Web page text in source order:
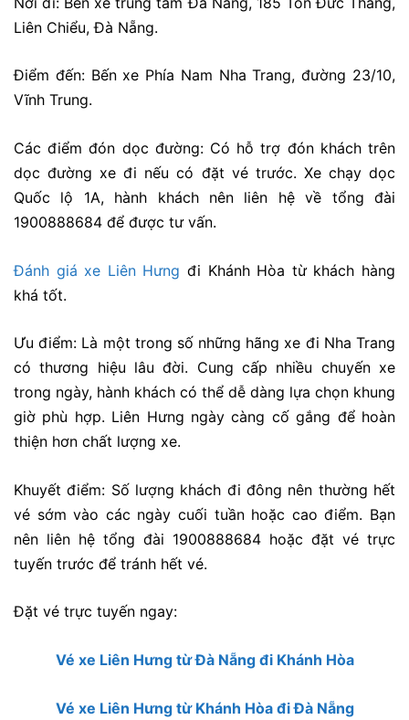
Liên Chiểu, Đà Nẵng.
Điểm đến: Bến xe Phía Nam Nha Trang, đường 23/10,
Vĩnh Trung.
Các điểm đón dọc đường: Có hỗ trợ đón khách trên
dọc đường xe đi nếu có đặt vé trước. Xe chạy dọc
Quốc lộ 1A, hành khách nên liên hệ về tổng đài
1900888684 để được tư vấn.
Đánh giá xe Liên Hưng đi Khánh Hòa từ khách hàng
khá tốt.
Ưu điểm: Là một trong số những hãng xe đi Nha Trang
có thương hiệu lâu đời. Cung cấp nhiều chuyến xe
trong ngày, hành khách có thể dễ dàng lựa chọn khung
giờ phù hợp. Liên Hưng ngày càng cố gắng để hoàn
thiện hơn chất lượng xe.
Khuyết điểm: Số lượng khách đi đông nên thường hết
vé sớm vào các ngày cuối tuần hoặc cao điểm. Bạn
nên liên hệ tổng đài 1900888684 hoặc đặt vé trực
tuyến trước để tránh hết vé.
Đặt vé trực tuyến ngay:
Vé xe Liên Hưng từ Đà Nẵng đi Khánh Hòa
Vé xe Liên Hưng từ Khánh Hòa đi Đà Nẵng